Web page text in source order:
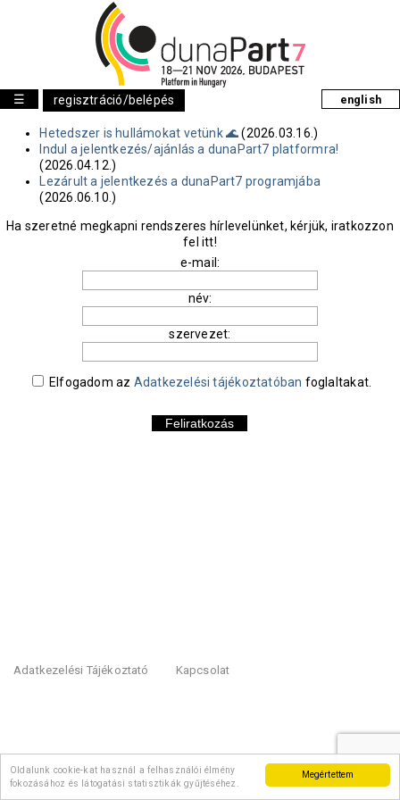
Megértettem
Oldalunk cookie-kat használ a felhasználói élmény
fokozásához és látogatási statisztikák gyűjtéséhez.
☰ regisztráció/belépés english
Hetedszer is hullámokat vetünk 🌊(2026.03.16.)
Indul a jelentkezés/ajánlás a dunaPart7 platformra!
(2026.04.12.)
Lezárult a jelentkezés a dunaPart7 programjába
(2026.06.10.)
Ha szeretné megkapni rendszeres hírlevelünket, kérjük, iratkozzon
fel itt!
e-mail:
név:
szervezet:
Elfogadom az Adatkezelési tájékoztatóban foglaltakat.
Feliratkozás
Adatkezelési Tájékoztató Kapcsolat